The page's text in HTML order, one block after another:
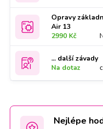
Opravy
Air 13
2990 Kč
... další závady
Na dotaz
Nejlépe